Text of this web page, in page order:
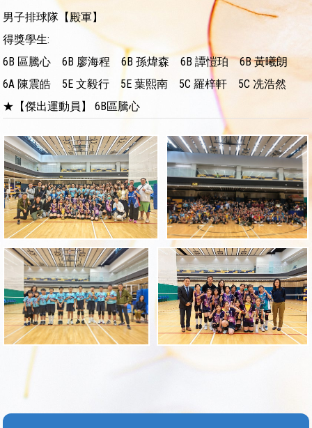
男子排球隊【殿軍】
得獎學生:
6B 區騰心 6B 廖海程 6B 孫煒森 6B 譚愷珀 6B 黃曦朗
6A 陳震皓 5E 文毅行 5E 葉熙南 5C 羅梓軒 5C 冼浩然
★【傑出運動員】 6B區騰心